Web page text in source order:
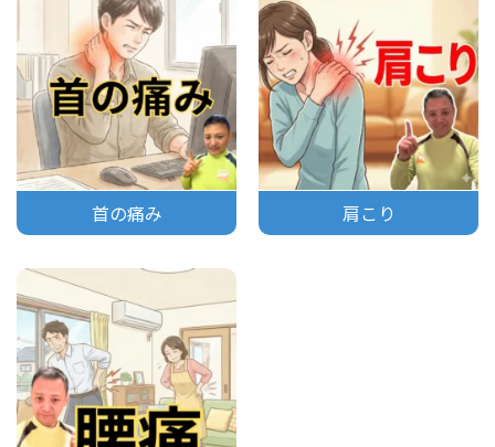
首の痛み 肩こり